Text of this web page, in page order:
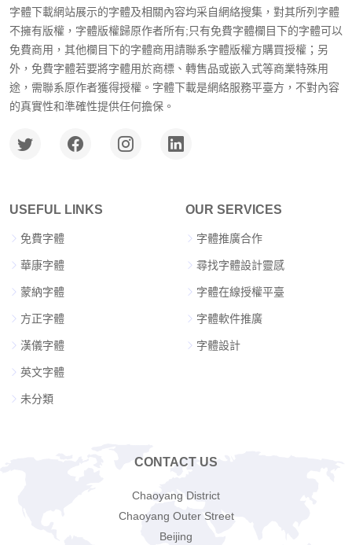
字體下載網站展示的字體及相關內容均采自網絡搜集，對其所列字體
不擁有版權，字體版權歸原作者所有;只有免費字體欄目下的字體可以
免費商用，其他欄目下的字體商用請聯系字體版權方購買授權；另
外，免費字體若要將字體用於商標、轉售品或嵌入式等商業特殊用
途，需聯系原作者獲得授權。字體下載是網絡服務平臺方，不對內容
的真實性和準確性提供任何擔保。
USEFUL LINKS
免費字體
華康字體
蒙納字體
方正字體
漢儀字體
英文字體
未分類
OUR SERVICES
字體推廣合作
尋找字體設計靈感
字體在線授權平臺
字體軟件推廣
字體設計
CONTACT US
Chaoyang District
Chaoyang Outer Street
Beijing